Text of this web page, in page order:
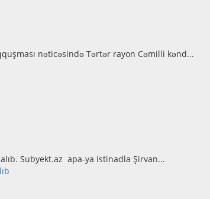
nəticəsində Tərtər rayon Cəmilli kənd...
Subyekt.az apa-ya istinadla Şirvan...